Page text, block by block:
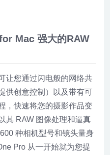
Mac 强大的RAW
让您通过闪电般的网络共
供创意控制）以及带有可
，快速将您的摄影作品变
其 RAW 图像处理和逼真
种相机型号和镜头量身
Pro 从一开始就为您提